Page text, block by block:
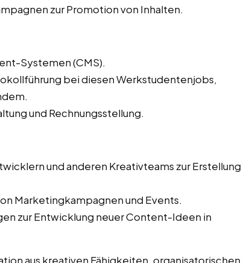
zur Promotion von Inhalten.
Systemen (CMS).
bei diesen Werkstudentenjobs,
und Rechnungsstellung.
und anderen Kreativteams zur Erstellung
Marketingkampagnen und Events.
zur Entwicklung neuer Content-Ideen in
aus kreativen Fähigkeiten, organisatorischen